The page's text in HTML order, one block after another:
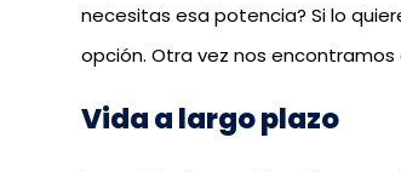
necesitas esa potencia? Si lo
opción. Otra vez nos
Vida a largo plazo